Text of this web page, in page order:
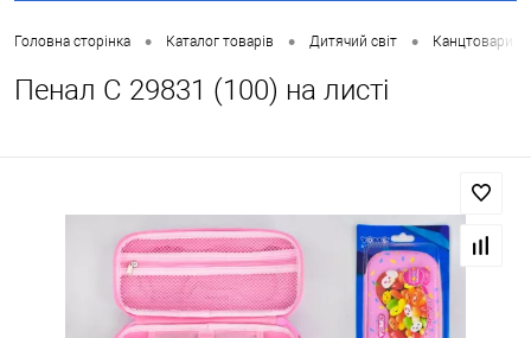
Головна сторінка • Каталог товарів • Дитячий світ • Канцтовари
Пенал С 29831 (100) на листі